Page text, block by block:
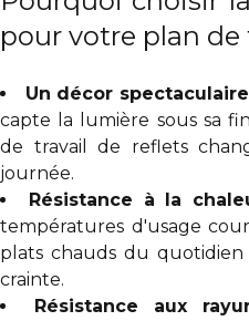
pour votre plan de
Un décor
capte la lumière sous sa
de travail de reflets
journée.
Résistance à la
températures d'usage
plats chauds du
crainte.
Résistance aux